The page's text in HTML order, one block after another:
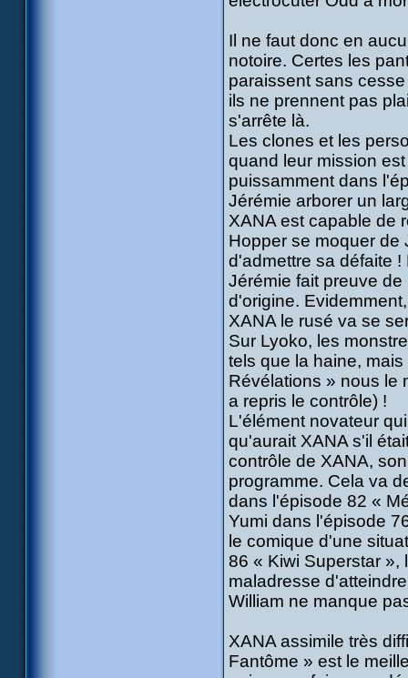
Il ne faut donc en
notoire. Certes les
paraissent sans
ils ne prennent pas
s'arrête là.
Les clones et les
quand leur mission
puissamment dans
Jérémie arborer un
XANA est capable de
Hopper se moquer de
d'admettre sa défaite
Jérémie fait preuve
d'origine.
XANA le rusé va se
Sur Lyoko, les
tels que la haine,
Révélations » nous le
a repris le contrôle) !
L'élément novateur
qu'aurait XANA s'il
contrôle de XANA,
programme. Cela va
dans l'épisode 82 «
Yumi dans l'épisode
le comique d'une
86 « Kiwi Superstar »,
maladresse
William ne manque
XANA assimile très
Fantôme » est le